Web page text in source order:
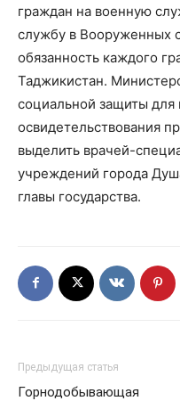
граждан на военную
службу в Вооруженных
обязанность каждого
Таджикистан.
социальной защиты для
освидетельствования
выделить врачей-
учреждений города
главы государства.
Предыдущая статья
Горнодобывающая